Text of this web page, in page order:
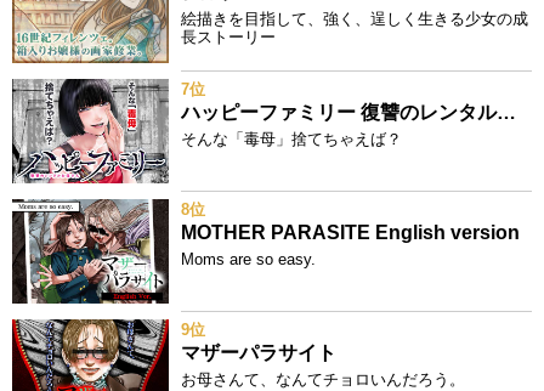
絵描きを目指して、強く、逞しく生きる少女の成
長ストーリー
7位
ハッピーファミリー 復讐のレンタルお母さん
そんな「毒母」捨てちゃえば？
8位
MOTHER PARASITE English version
Moms are so easy.
9位
マザーパラサイト
お母さんて、なんてチョロいんだろう。